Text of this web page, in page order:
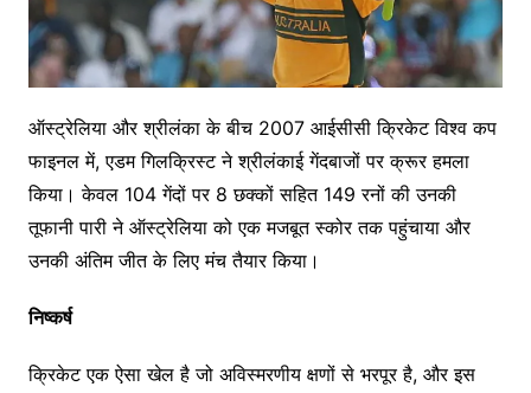
ऑस्ट्रेलिया और श्रीलंका के बीच 2007 आईसीसी क्रिकेट विश्व कप
फाइनल में, एडम गिलक्रिस्ट ने श्रीलंकाई गेंदबाजों पर क्रूर हमला
किया। केवल 104 गेंदों पर 8 छक्कों सहित 149 रनों की उनकी
तूफानी पारी ने ऑस्ट्रेलिया को एक मजबूत स्कोर तक पहुंचाया और
उनकी अंतिम जीत के लिए मंच तैयार किया।
निष्कर्ष
क्रिकेट एक ऐसा खेल है जो अविस्मरणीय क्षणों से भरपूर है, और इस